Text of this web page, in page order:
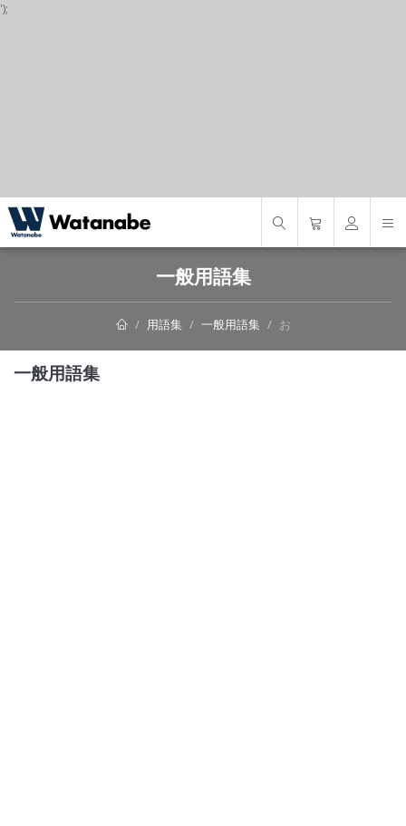
');
一般用語集
用語集 一般用語集 お
一般用語集